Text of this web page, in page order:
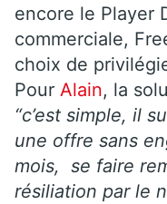
encore le Player
commerciale,
choix de
Pour Alain, la
“c’est simple, il
une offre sans
mois, se faire
résiliation par le